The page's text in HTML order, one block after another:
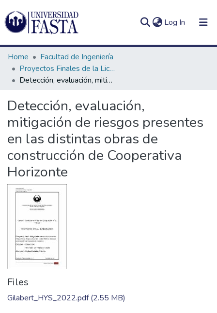
Log In (current)
Communities
&
Collections
All of DSpace
Statistics
In(current)
Home
Facultad de Ingeniería
Proyectos Finales de la Licenciatura en Seguridad e Higiene en el Trabajo
Detección, evaluación, mitigación de riesgos presentes en las distintas obras de construcción de Cooperativa Horizonte
Detección, evaluación,
mitigación de riesgos presentes
en las distintas obras de
construcción de Cooperativa
Horizonte
Files
Gilabert_HYS_2022.pdf(2.55 MB)